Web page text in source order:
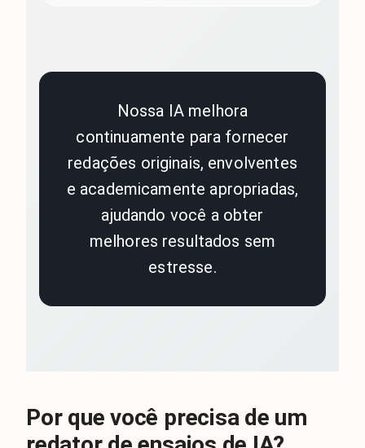
Nossa IA melhora
continuamente para fornecer
redações originais, envolventes
e academicamente apropriadas,
ajudando você a obter
melhores resultados sem
estresse.
Por que você precisa de um